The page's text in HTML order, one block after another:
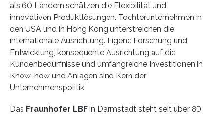
als 60 Ländern schätzen die Flexibilität und
innovativen Produktlösungen. Tochterunternehmen in
den USA und in Hong Kong unterstreichen die
internationale Ausrichtung. Eigene Forschung und
Entwicklung, konsequente Ausrichtung auf die
Kundenbedürfnisse und umfangreiche Investitionen in
Know-how und Anlagen sind Kern der
Unternehmenspolitik.
Das Fraunhofer LBF in Darmstadt steht seit über 80